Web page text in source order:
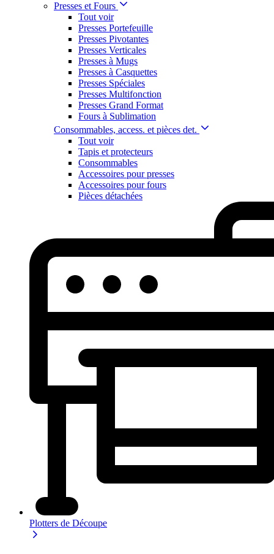
Presses et Fours
Tout voir
Presses Portefeuille
Presses Pivotantes
Presses Verticales
Presses à Mugs
Presses à Casquettes
Presses Spéciales
Presses Multifonction
Presses Grand Format
Fours à Sublimation
Consommables, access. et pièces det.
Tout voir
Tapis et protecteurs
Consommables
Accessoires pour presses
Accessoires pour fours
Pièces détachées
Plotters de Découpe